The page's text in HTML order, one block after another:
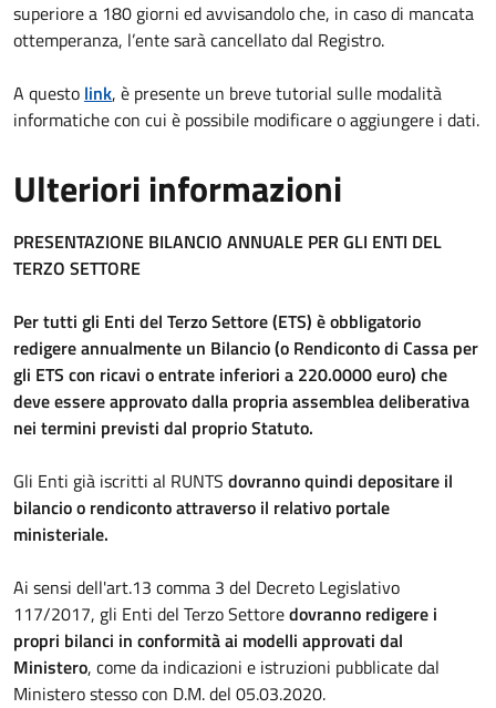
superiore a 180 giorni ed avvisandolo che, in caso di mancata
ottemperanza, l’ente sarà cancellato dal Registro.
A questo link, è presente un breve tutorial sulle modalità
informatiche con cui è possibile modificare o aggiungere i dati.
Ulteriori informazioni
PRESENTAZIONE BILANCIO ANNUALE PER GLI ENTI DEL
TERZO SETTORE
Per tutti gli Enti del Terzo Settore (ETS) è obbligatorio
redigere annualmente un Bilancio (o Rendiconto di Cassa per
gli ETS con ricavi o entrate inferiori a 220.0000 euro) che
deve essere approvato dalla propria assemblea deliberativa
nei termini previsti dal proprio Statuto.
Gli Enti già iscritti al RUNTS dovranno quindi depositare il
bilancio o rendiconto attraverso il relativo portale
ministeriale.
Ai sensi dell'art.13 comma 3 del Decreto Legislativo
117/2017, gli Enti del Terzo Settoredovranno redigere i
propri bilanci in conformità ai modelli approvati dal
Ministero, come da indicazioni e istruzioni pubblicate dal
Ministero stesso con D.M. del 05.03.2020.